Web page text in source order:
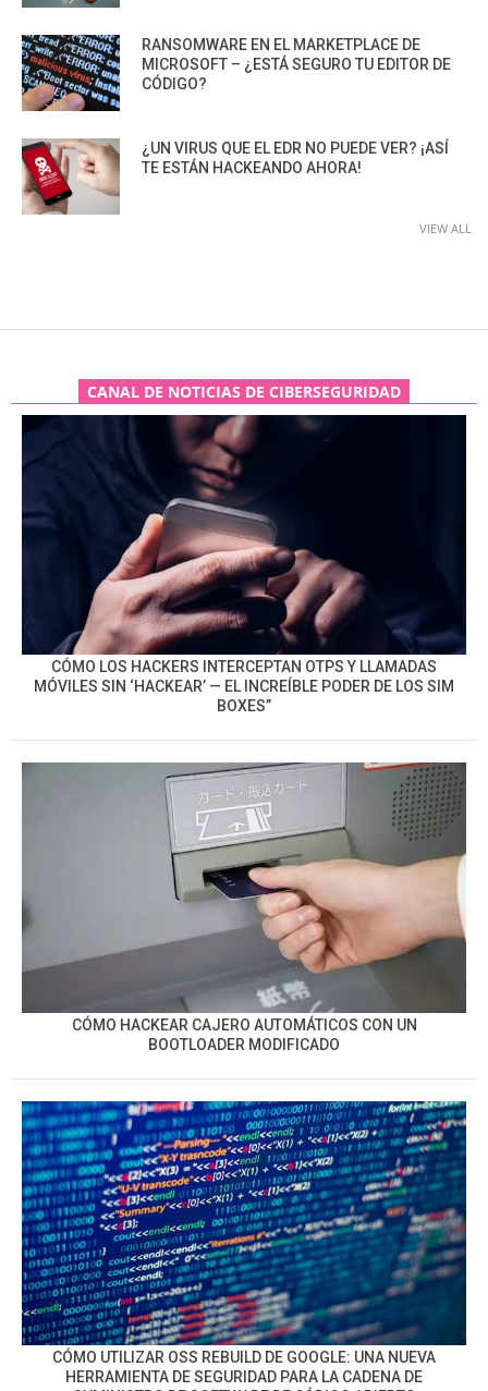
RANSOMWARE EN EL MARKETPLACE DE
MICROSOFT – ¿ESTÁ SEGURO TU EDITOR DE
CÓDIGO?
¿UN VIRUS QUE EL EDR NO PUEDE VER? ¡ASÍ
TE ESTÁN HACKEANDO AHORA!
VIEW ALL
CANAL DE NOTICIAS DE CIBERSEGURIDAD
CÓMO LOS HACKERS INTERCEPTAN OTPS Y LLAMADAS
MÓVILES SIN ‘HACKEAR’ — EL INCREÍBLE PODER DE LOS SIM
BOXES”
CÓMO HACKEAR CAJERO AUTOMÁTICOS CON UN
BOOTLOADER MODIFICADO
CÓMO UTILIZAR OSS REBUILD DE GOOGLE: UNA NUEVA
HERRAMIENTA DE SEGURIDAD PARA LA CADENA DE